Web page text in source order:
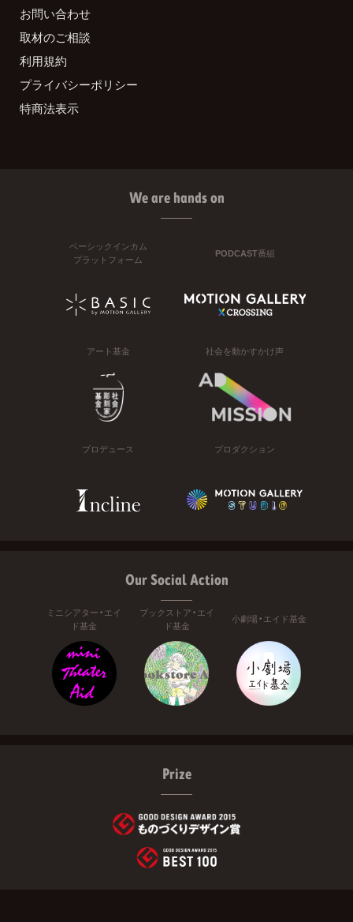
お問い合わせ
取材のご相談
利用規約
プライバシーポリシー
特商法表示
We are hands on
ベーシックインカム
プラットフォーム
PODCAST番組
アート基金 社会を動かすかけ声
プロデュース プロダクション
Our Social Action
ミニシアター・エイ
ド基金
ブックストア・エイ
ド基金
小劇場・エイド基金
Prize